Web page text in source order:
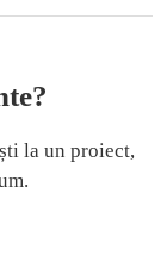
la un proiect,